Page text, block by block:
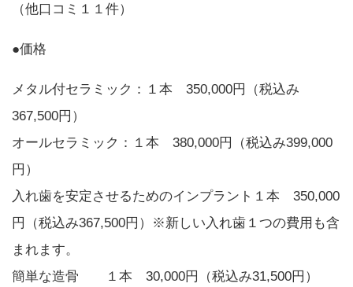
（他口コミ１１件）
●価格
メタル付セラミック：１本 350,000円（税込み
367,500円）
オールセラミック：１本 380,000円（税込み399,000
円）
入れ歯を安定させるためのインプラント１本 350,000
円（税込み367,500円）※新しい入れ歯１つの費用も含
まれます。
簡単な造骨 １本 30,000円（税込み31,500円）